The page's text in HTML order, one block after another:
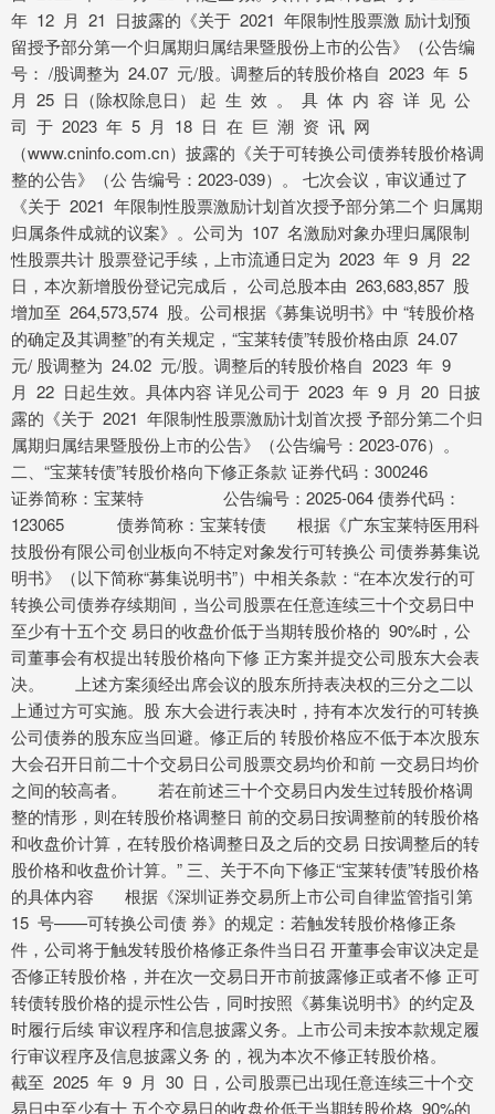
年 12 月 21 日披露的《关于 2021 年限制性股票激 励计划预
留授予部分第一个归属期归属结果暨股份上市的公告》（公告编
号： /股调整为 24.07 元/股。调整后的转股价格自 2023 年 5
月 25 日（除权除息日） 起 生 效 。 具 体 内 容 详 见 公
司 于 2023 年 5 月 18 日 在 巨 潮 资 讯 网
（www.cninfo.com.cn）披露的《关于可转换公司债券转股价格调
整的公告》（公 告编号：2023-039）。 七次会议，审议通过了
《关于 2021 年限制性股票激励计划首次授予部分第二个 归属期
归属条件成就的议案》。公司为 107 名激励对象办理归属限制
性股票共计 股票登记手续，上市流通日定为 2023 年 9 月 22
日，本次新增股份登记完成后， 公司总股本由 263,683,857 股
增加至 264,573,574 股。公司根据《募集说明书》中 “转股价格
的确定及其调整”的有关规定，“宝莱转债”转股价格由原 24.07
元/ 股调整为 24.02 元/股。调整后的转股价格自 2023 年 9
月 22 日起生效。具体内容 详见公司于 2023 年 9 月 20 日披
露的《关于 2021 年限制性股票激励计划首次授 予部分第二个归
属期归属结果暨股份上市的公告》（公告编号：2023-076）。
二、“宝莱转债”转股价格向下修正条款 证券代码：300246
证券简称：宝莱特 公告编号：2025-064 债券代码：
123065 债券简称：宝莱转债 根据《广东宝莱特医用科
技股份有限公司创业板向不特定对象发行可转换公 司债券募集说
明书》（以下简称“募集说明书”）中相关条款：“在本次发行的可
转换公司债券存续期间，当公司股票在任意连续三十个交易日中
至少有十五个交 易日的收盘价低于当期转股价格的 90%时，公
司董事会有权提出转股价格向下修 正方案并提交公司股东大会表
决。 上述方案须经出席会议的股东所持表决权的三分之二以
上通过方可实施。股 东大会进行表决时，持有本次发行的可转换
公司债券的股东应当回避。修正后的 转股价格应不低于本次股东
大会召开日前二十个交易日公司股票交易均价和前 一交易日均价
之间的较高者。 若在前述三十个交易日内发生过转股价格调
整的情形，则在转股价格调整日 前的交易日按调整前的转股价格
和收盘价计算，在转股价格调整日及之后的交易 日按调整后的转
股价格和收盘价计算。” 三、关于不向下修正“宝莱转债”转股价格
的具体内容 根据《深圳证券交易所上市公司自律监管指引第
15 号——可转换公司债 券》的规定：若触发转股价格修正条
件，公司将于触发转股价格修正条件当日召 开董事会审议决定是
否修正转股价格，并在次一交易日开市前披露修正或者不修 正可
转债转股价格的提示性公告，同时按照《募集说明书》的约定及
时履行后续 审议程序和信息披露义务。上市公司未按本款规定履
行审议程序及信息披露义务 的，视为本次不修正转股价格。
截至 2025 年 9 月 30 日，公司股票已出现任意连续三十个交
易日中至少有十 五个交易日的收盘价低于当期转股价格 90%的